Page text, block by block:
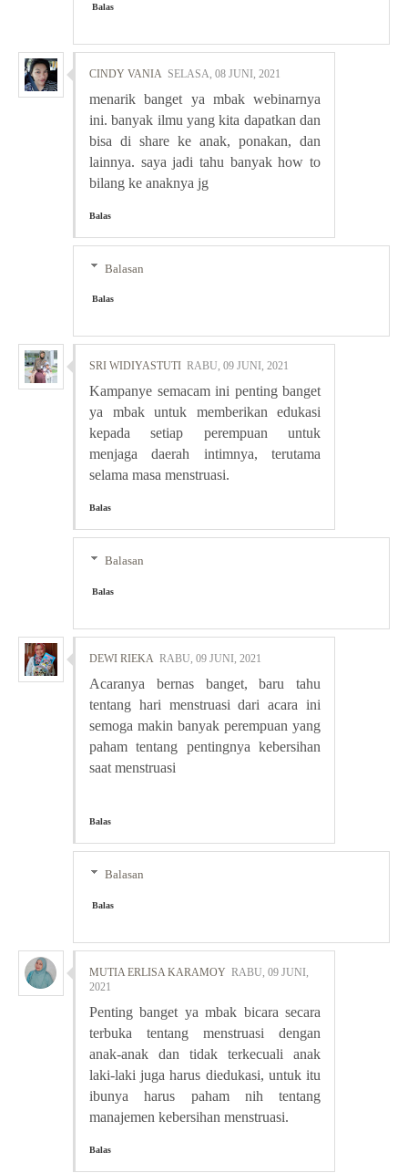
Balas
CINDY VANIA SELASA, 08 JUNI, 2021
menarik banget ya mbak webinarnya
ini. banyak ilmu yang kita dapatkan dan
bisa di share ke anak, ponakan, dan
lainnya. saya jadi tahu banyak how to
bilang ke anaknya jg
Balas
Balasan
Balas
SRI WIDIYASTUTI RABU, 09 JUNI, 2021
Kampanye semacam ini penting banget
ya mbak untuk memberikan edukasi
kepada setiap perempuan untuk
menjaga daerah intimnya, terutama
selama masa menstruasi.
Balas
Balasan
Balas
DEWI RIEKA RABU, 09 JUNI, 2021
Acaranya bernas banget, baru tahu
tentang hari menstruasi dari acara ini
semoga makin banyak perempuan yang
paham tentang pentingnya kebersihan
saat menstruasi
Balas
Balasan
Balas
MUTIA ERLISA KARAMOY RABU, 09 JUNI,
2021
Penting banget ya mbak bicara secara
terbuka tentang menstruasi dengan
anak-anak dan tidak terkecuali anak
laki-laki juga harus diedukasi, untuk itu
ibunya harus paham nih tentang
manajemen kebersihan menstruasi.
Balas